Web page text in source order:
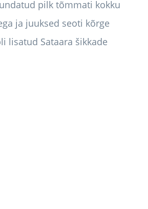
pilk tõmmati kokku
ja juuksed seoti kõrge
lisatud Sataara šikkade